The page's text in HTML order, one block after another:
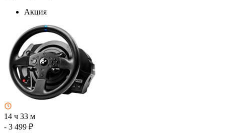
Акция
14 ч 33 м
- 3 499 ₽